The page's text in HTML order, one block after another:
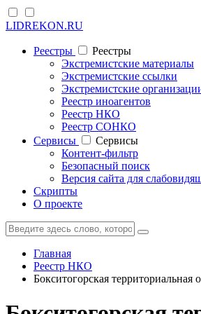
LIDREKON.RU
Реестры
Реестры
Экстремистские материалы
Экстремистские ссылки
Экстремистские
Реестр иноагентов
Реестр НКО
Реестр СОНКО
Cервисы
Cервисы
Контент-фильтр
Безопасный поиск
Версия сайта для
Скрипты
О проекте
Главная
Реестр НКО
Бокситогорская территориальная